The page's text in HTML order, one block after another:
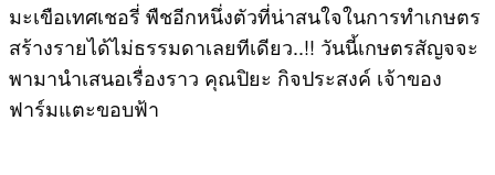
มะเขือเทศเชอรี่ พืชอีกหนึ่งตัวที่น่าสนใจในการทำเกษตร
สร้างรายได้ไม่ธรรมดาเลยทีเดียว..!! วันนี้เกษตรสัญจจะ
พามานำเสนอเรื่องราว คุณปิยะ กิจประสงค์ เจ้าของ
ฟาร์มแตะขอบฟ้า